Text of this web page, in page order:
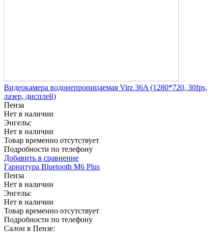
Видеокамера водонепроницаемая Virz 36A (1280*720, 30fps,
лазер, дисплей)
Пенза
Нет в наличии
Энгельс
Нет в наличии
Товар временно отсутствует
Подробности по телефону
Добавить в сравнение
Гарнитура Bluetooth M6 Plus
Пенза
Нет в наличии
Энгельс
Нет в наличии
Товар временно отсутствует
Подробности по телефону
Салон в Пензе: